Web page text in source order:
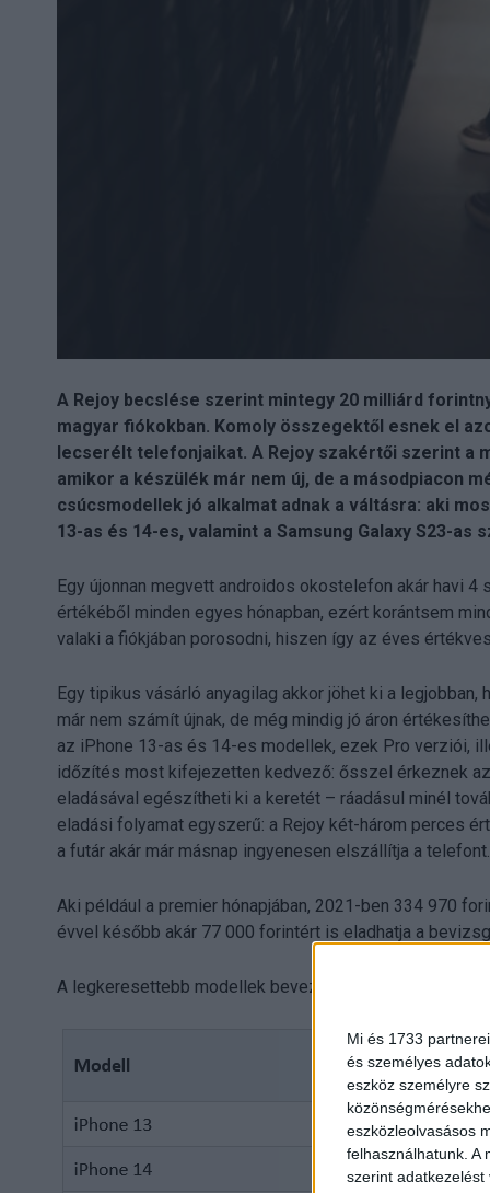
Mi és 1733
és személyes
eszköz személyre
eszközleolvasásos
felhasználhatunk. A
szerint
A Rejoy becslése szerint mintegy 20 milliárd
magyar fiókokban. Komoly összegektől esnek el
lecserélt telefonjaikat. A Rejoy szakértői szerint a
amikor a készülék már nem új, de a másodpiacon
csúcsmodellek jó alkalmat adnak a váltásra: aki
13-as és 14-es, valamint a Samsung Galaxy S23-as
Egy újonnan megvett androidos okostelefon akár havi
értékéből minden egyes hónapban, ezért korántsem
valaki a fiókjában porosodni, hiszen így az éves
Egy tipikus vásárló anyagilag akkor jöhet ki a
már nem számít újnak, de még mindig jó áron
az iPhone 13-as és 14-es modellek, ezek Pro verziói,
időzítés most kifejezetten kedvező: ősszel érkeznek
eladásával egészítheti ki a keretét – ráadásul minél
eladási folyamat egyszerű: a Rejoy két-három perces
a futár akár már másnap ingyenesen elszállítja a telefont.
Aki például a premier hónapjában, 2021-ben 334 970
évvel később akár 77 000 forintért is eladhatja a
A legkeresettebb modellek bevezető ára és mai Rejoy-